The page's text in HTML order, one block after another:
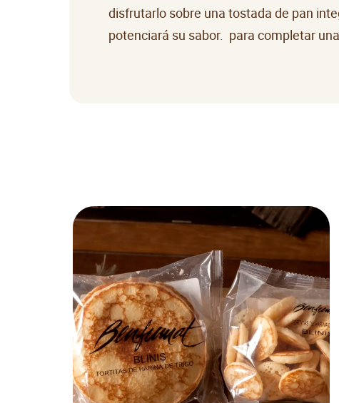
disfrutarlo sobre una tostada de pan
potenciará su sabor. para completar